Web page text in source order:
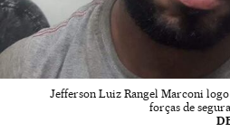
Jefferson Luiz Rangel Marconi
forças de